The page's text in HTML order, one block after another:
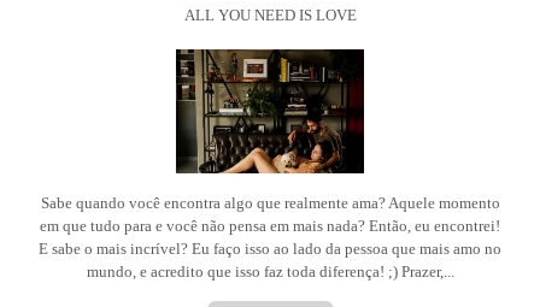
ALL YOU NEED IS LOVE
Sabe quando você encontra algo que realmente ama? Aquele momento
em que tudo para e você não pensa em mais nada? Então, eu encontrei!
E sabe o mais incrível? Eu faço isso ao lado da pessoa que mais amo no
mundo, e acredito que isso faz toda diferença! ;) Prazer,...